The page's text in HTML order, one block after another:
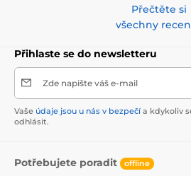
Přečtěte si
všechny
Přihlaste se do newsletteru
Zde napište váš e-mail
Vaše údaje jsou u nás v bezpečí a kdykoliv
odhlásit.
Potřebujete poradit offline